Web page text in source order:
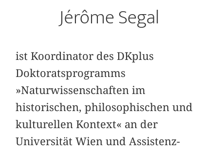
Jérôme Segal
ist Koordinator des DKplus
Doktoratsprogramms
»Naturwissenschaften im
historischen, philosophischen und
kulturellen Kontext« an der
Universität Wien und Assistenz-